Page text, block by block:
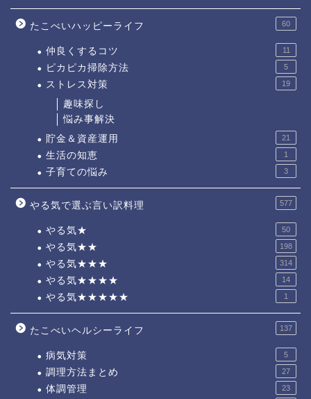
たこべいハッピーライフ 60
仲良くするコツ 11
ピカピカ掃除方法 5
ストレス対策 19
趣味探し
悩み事解決
貯金＆資産運用
21
生活の知恵 1
子育ての悩み 3
やる気で選ぶ言い訳料理 577
やる気★ 50
やる気★★ 198
やる気★★★ 314
やる気★★★★ 14
やる気★★★★★ 1
たこべいヘルシーライフ 137
病気対策 5
調理方法まとめ 27
体調管理 23